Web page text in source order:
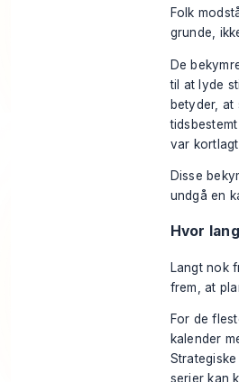
Folk
grunde,
De
til at lyde
betyder, at
var
Disse
undgå en
Hvor
Langt nok
frem, at
For de
kalender
serier kan